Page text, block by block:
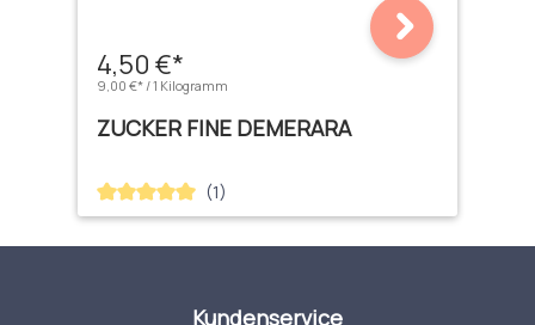
4,50 €*
9,00 €* / 1 Kilogramm
ZUCKER FINE DEMERARA
Durchschnittliche Bewertung von 5 von 5 Sternen
(1)
Kundenservice